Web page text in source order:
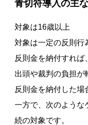
青切符導入の主
対象は16歳以上
対象は一定の反則行
反則金を納付すれば
出頭や裁判の負担が
反則金を納付した場
一方で、次のような
続の対象です。